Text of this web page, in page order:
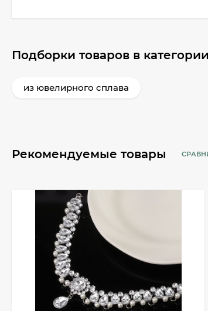
Подборки товаров в
из ювелирного сплава
Рекомендуемые товары